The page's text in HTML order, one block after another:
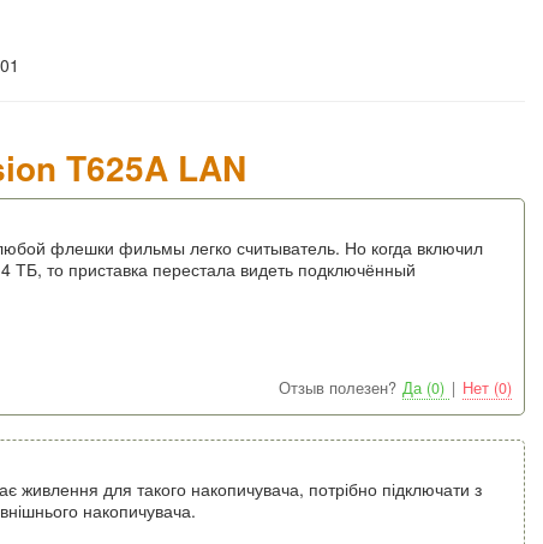
T625A LAN
флешки фильмы легко считыватель. Но когда включил
ТБ, то приставка перестала видеть подключённый
Отзыв полезен? Да (0) | Нет (0)
живлення для такого накопичувача, потрібно підключати з
накопичувача.